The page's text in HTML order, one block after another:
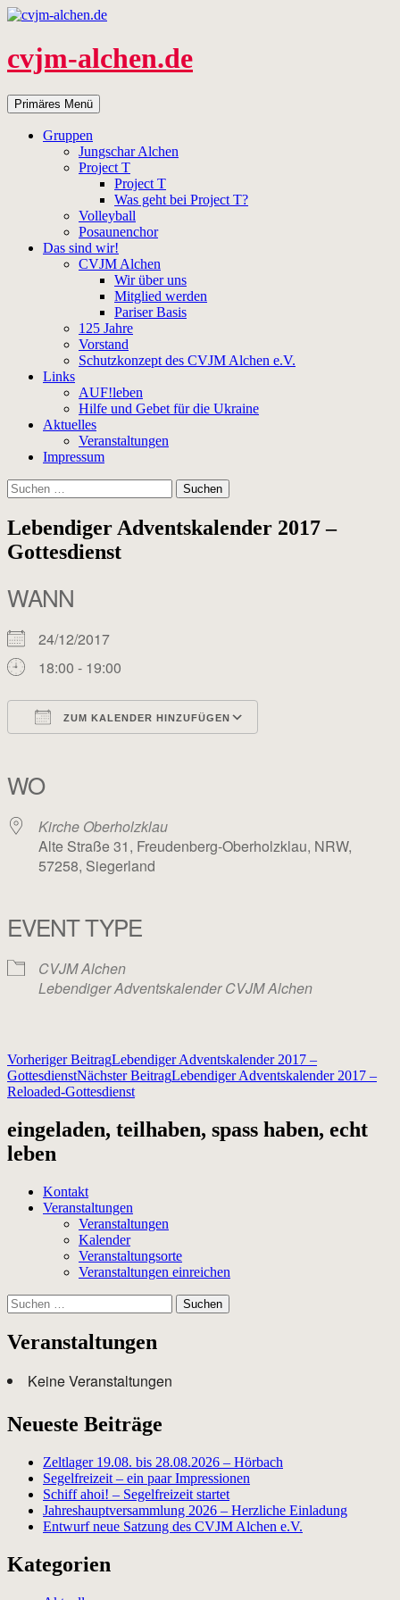
Zum
springen
cvjm-alchen.de
Suchen
Primäres Menü
Gruppen
Jungschar Alchen
Project T
Project T
Was geht bei Project T?
Volleyball
Posaunenchor
Das sind wir!
CVJM Alchen
Wir über uns
Mitglied werden
Pariser Basis
125 Jahre
Vorstand
Schutzkonzept des CVJM Alchen e.V.
Links
AUF!leben
Hilfe und Gebet für die Ukraine
Aktuelles
Veranstaltungen
Impressum
Suchen
nach:
Lebendiger Adventskalender 2017 –
Gottesdienst
WANN
24/12/2017
18:00 - 19:00
ZUM KALENDER HINZUFÜGEN
WO
Kirche Oberholzklau
Alte Straße 31, Freudenberg-Oberholzklau, NRW,
57258, Siegerland
EVENT TYPE
CVJM Alchen
Lebendiger Adventskalender CVJM Alchen
Beitragsnavigation
Vorheriger BeitragLebendiger Adventskalender 2017 –
GottesdienstNächster BeitragLebendiger Adventskalender 2017 –
Reloaded-Gottesdienst
eingeladen, teilhaben, spass haben, echt
leben
Kontakt
Veranstaltungen
Veranstaltungen
Kalender
Veranstaltungsorte
Veranstaltungen einreichen
Suchen
nach:
Veranstaltungen
Keine Veranstaltungen
Neueste Beiträge
Zeltlager 19.08. bis 28.08.2026 – Hörbach
Segelfreizeit – ein paar Impressionen
Schiff ahoi! – Segelfreizeit startet
Jahreshauptversammlung 2026 – Herzliche Einladung
Entwurf neue Satzung des CVJM Alchen e.V.
Kategorien